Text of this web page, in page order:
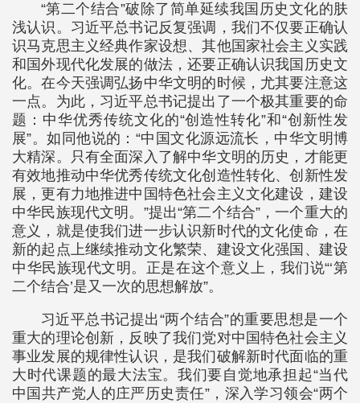
“第二个结合”破除了简单延续我国历史文化的肤
浅认识。习近平总书记反复强调，我们不仅要正确认
识马克思主义经典作家设想、其他国家社会主义实践
和国外现代化发展的做法，还要正确认识我国历史文
化。在今天强调弘扬中华文明的时候，尤其要注意这
一点。为此，习近平总书记提出了一个极其重要的命
题：中华优秀传统文化的“创造性转化”和“创新性发
展”。如同他说的：“中国文化源远流长，中华文明博
大精深。只有全面深入了解中华文明的历史，才能更
有效地推动中华优秀传统文化创造性转化、创新性发
展，更有力地推进中国特色社会主义文化建设，建设
中华民族现代文明。”提出“第二个结合”，一个重大的
意义，就是使我们进一步认识新时代的文化使命，在
新的起点上继续推动文化繁荣、建设文化强国、建设
中华民族现代文明。正是在这个意义上，我们说“‘第
二个结合’是又一次的思想解放”。
习近平总书记提出“两个结合”的重要思想是一个
重大的理论创新，反映了我们党对中国特色社会主义
事业发展的规律性认识，是我们破解新时代面临的重
大时代课题的最大法宝。我们要自觉地承担起“当代
中国共产党人的庄严历史责任”，深入学习领会“两个